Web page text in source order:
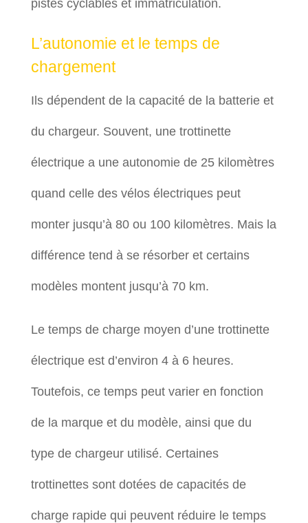
pistes cyclables et immatriculation.
L’autonomie et le temps de
chargement
Ils dépendent de la capacité de la batterie et
du chargeur. Souvent, une trottinette
électrique a une autonomie de 25 kilomètres
quand celle des vélos électriques peut
monter jusqu’à 80 ou 100 kilomètres. Mais la
différence tend à se résorber et certains
modèles montent jusqu’à 70 km.
Le temps de charge moyen d’une trottinette
électrique est d’environ 4 à 6 heures.
Toutefois, ce temps peut varier en fonction
de la marque et du modèle, ainsi que du
type de chargeur utilisé. Certaines
trottinettes sont dotées de capacités de
charge rapide qui peuvent réduire le temps